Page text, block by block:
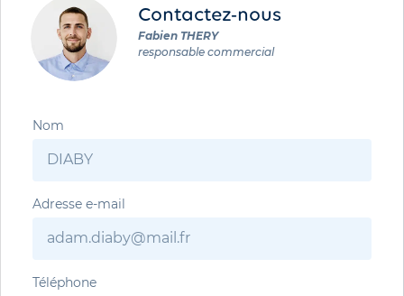
Contactez-nous
Fabien THERY
responsable commercial
Nom
Adresse e-mail
Téléphone